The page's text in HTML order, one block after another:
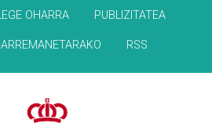
OHARRA PUBLIZITATEA
RSS